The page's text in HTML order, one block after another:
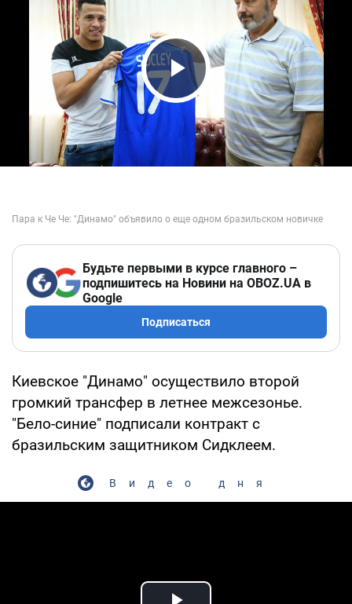
Play Video
Будьте первыми в курсе главного –
подпишитесь на Новини на OBOZ.UA в
Google
Подписаться
Киевское "Динамо" осуществило второй
громкий трансфер в летнее межсезонье.
"Бело-синие" подписали контракт с
бразильским защитником Сидклеем.
Видео дня